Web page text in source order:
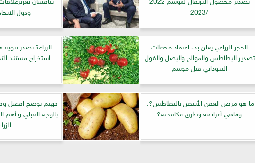
/2023
ودول
الحجر الزراعي يعلن بدء اعتماد محطات
تصدير البطاطس والموالح والبصل والفول
السوداني قبل موسم
الزراعة تصدر
استخراج مستند
ما هو مرض العفن الأبيض بالبطاطس؟..
وماهي أعراضه وطرق مكافحته؟
فهيم يوضح افضل
بالوجه القبلي و